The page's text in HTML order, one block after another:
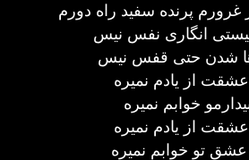
غرورم پرنده سفید راه دورم
انگاری نفس نیس
شدن حتی قفس نیس
عشقت از یادم نمیره
خوابم نمیره
عشقت از یادم نمیره
عشق تو خوابم نمیره